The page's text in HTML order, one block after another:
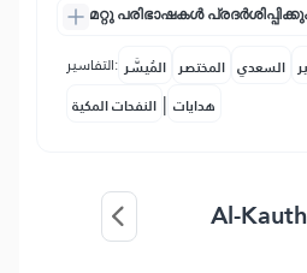
മറ്റു പരിഭാഷകൾ
التفاسير: المُيسَّر المختصر السعدي
النفحات المكية | هدايات
Al-